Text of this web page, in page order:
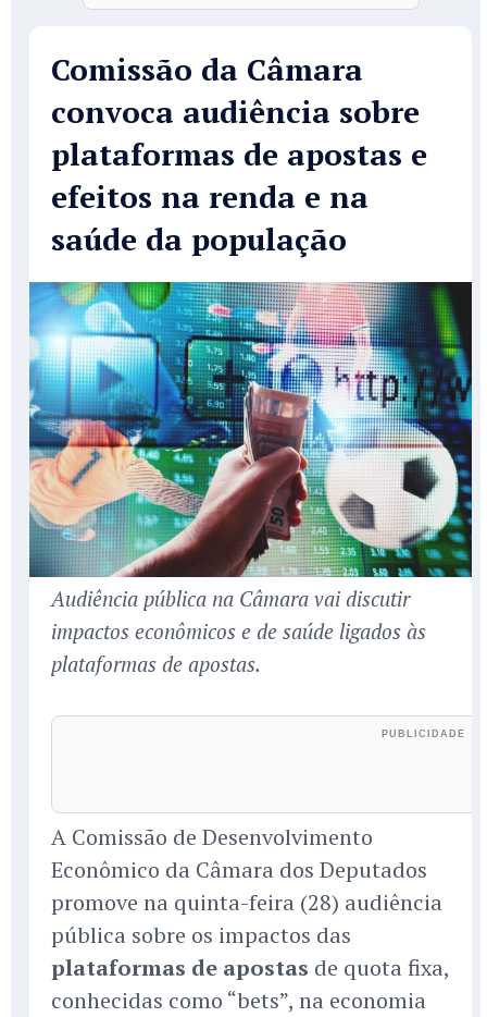
Comissão da Câmara
convoca audiência sobre
plataformas de apostas e
efeitos na renda e na
saúde da população
Audiência pública na Câmara vai discutir
impactos econômicos e de saúde ligados às
plataformas de apostas.
A Comissão de Desenvolvimento
Econômico da Câmara dos Deputados
promove na quinta-feira (28) audiência
pública sobre os impactos das
plataformas de apostas de quota fixa,
conhecidas como “bets”, na economia